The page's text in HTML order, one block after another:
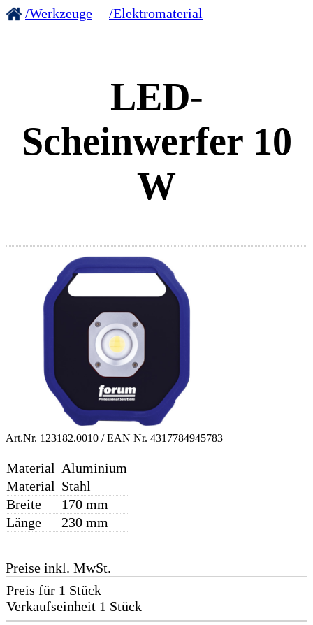
/Werkzeuge /Elektromaterial
LED-
Scheinwerfer 10
W
Art.Nr. 123182.0010 / EAN Nr. 4317784945783
Material Aluminium
Material Stahl
Breite
170 mm
Länge
230 mm
Preise inkl. MwSt.
Preis für 1 Stück
Verkaufseinheit 1 Stück